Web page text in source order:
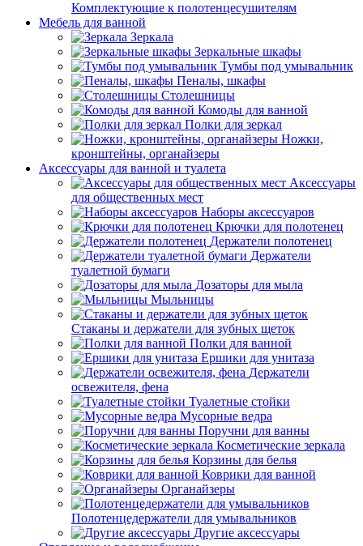
Комплектующие к полотенцесушителям
Мебель для ванной
Зеркала
Зеркальные шкафы
Тумбы под умывальник
Пеналы, шкафы
Столешницы
Комоды для ванной
Полки для зеркал
Ножки,
кронштейны, органайзеры
Аксессуары для ванной и туалета
Аксессуары
для общественных мест
Наборы аксессуаров
Крючки для полотенец
Держатели полотенец
Держатели
туалетной бумаги
Дозаторы для мыла
Мыльницы
Стаканы и держатели для зубных щеток
Полки для ванной
Ершики для унитаза
Держатели
освежителя, фена
Туалетные стойки
Мусорные ведра
Поручни для ванны
Косметические зеркала
Корзины для белья
Коврики для ванной
Органайзеры
Полотенцедержатели для умывальников
Другие аксессуары